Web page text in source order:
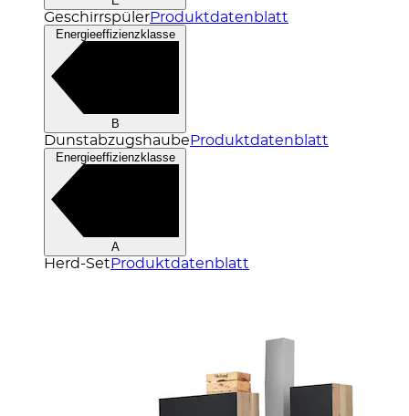
GeschirrspülerProduktdatenblatt
Energieeffizienzklasse
B
Dunstabzugshaube Produktdatenblatt
Energieeffizienzklasse
A
Herd-Set Produktdatenblatt